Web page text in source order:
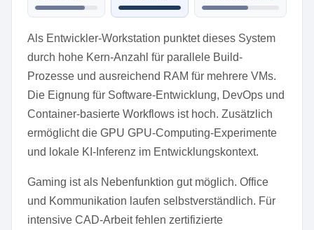
Als Entwickler-Workstation punktet dieses System
durch hohe Kern-Anzahl für parallele Build-
Prozesse und ausreichend RAM für mehrere VMs.
Die Eignung für Software-Entwicklung, DevOps und
Container-basierte Workflows ist hoch. Zusätzlich
ermöglicht die GPU GPU-Computing-Experimente
und lokale KI-Inferenz im Entwicklungskontext.
Gaming ist als Nebenfunktion gut möglich. Office
und Kommunikation laufen selbstverständlich. Für
intensive CAD-Arbeit fehlen zertifizierte